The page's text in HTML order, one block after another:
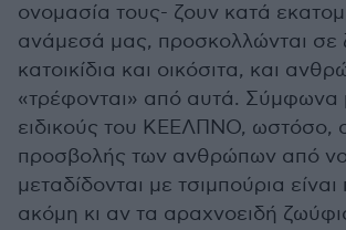
ονομασία τους- ζουν κατά
ανάμεσά μας, προσκολλώνται σε
κατοικίδια και οικόσιτα, και
«τρέφονται» από αυτά. Σύμφωνα
ειδικούς του ΚΕΕΛΠΝΟ, ωστόσο,
προσβολής των ανθρώπων από
μεταδίδονται με τσιμπούρια
ακόμη κι αν τα αραχνοειδή